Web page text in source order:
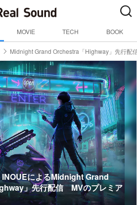
MOVIE TECH BOOK
Midnight Grand Orchestra「Highway」先行配
によるMidnight Grand
」先行配信 MVのプレミア